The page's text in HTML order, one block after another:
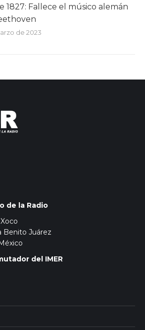
1827: Fallece el músico alemán
de 2023
de la Radio
Benito Juárez
del IMER